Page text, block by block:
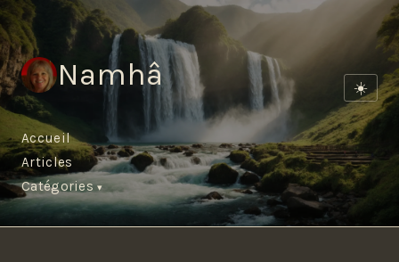
Namhâ ☀️
Accueil
Articles
Catégories